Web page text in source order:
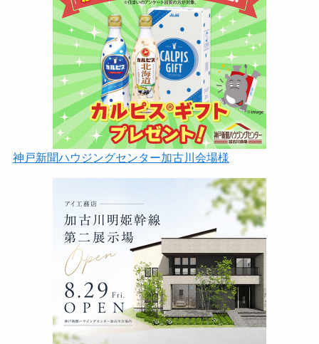
神戸新聞ハウジングセンター加古川会場様